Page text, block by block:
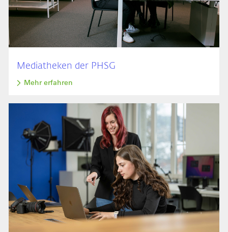
Mediatheken der PHSG
Mehr erfahren